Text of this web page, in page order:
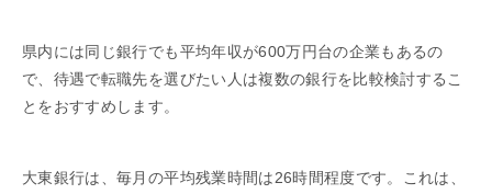
県内には同じ銀行でも平均年収が600万円台の企業もあるの
で、待遇で転職先を選びたい人は複数の銀行を比較検討するこ
とをおすすめします。
大東銀行は、毎月の平均残業時間は26時間程度です。これは、